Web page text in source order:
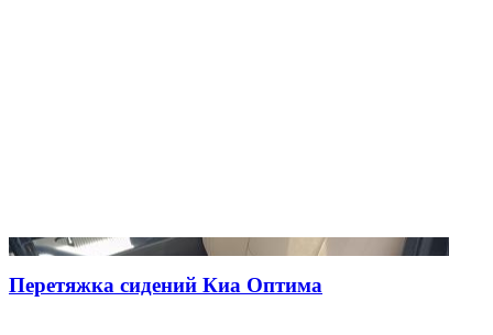
Перетяжка сидений Киа Оптима